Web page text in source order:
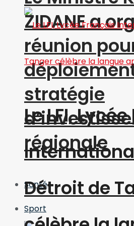
ZIDANE a
réunion
stratégie
régionale
Santé
Sport
Le LFI,
Détroit de